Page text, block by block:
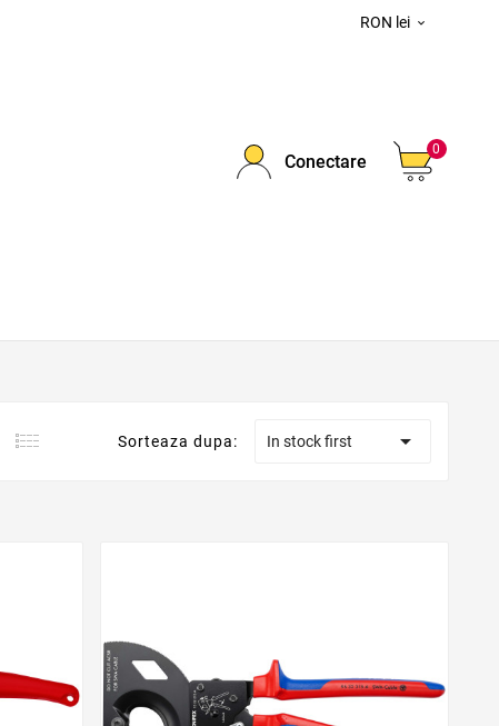
RON lei 
Conectare
0
Sorteaza dupa: In stock first 